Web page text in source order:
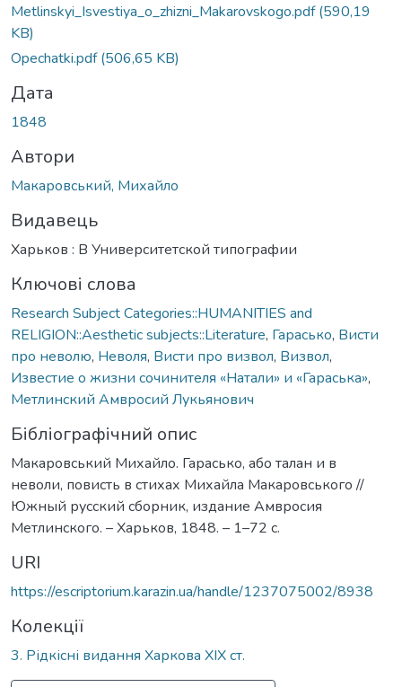
Metlinskyi_Isvestiya_o_zhizni_Makarovskogo.pdf(590,19
KB)
Opechatki.pdf(506,65 KB)
Дата
1848
Автори
Макаровський, Михайло
Видавець
Харьков : В Университетской типографии
Ключові слова
Research Subject Categories::HUMANITIES and
RELIGION::Aesthetic subjects::Literature, Гарасько, Висти
про неволю, Неволя, Висти про визвол, Визвол,
Известие о жизни сочинителя «Натали» и «Гараська»,
Метлинский Амвросий Лукьянович
Бібліографічний опис
Макаровський Михайло. Гарасько, або талан и в
неволи, повисть в стихах Михайла Макаровського //
Южный русский сборник, издание Амвросия
Метлинского. – Харьков, 1848. – 1–72 с.
URI
https://escriptorium.karazin.ua/handle/1237075002/8938
Колекції
3. Рідкісні видання Харкова ХІХ ст.